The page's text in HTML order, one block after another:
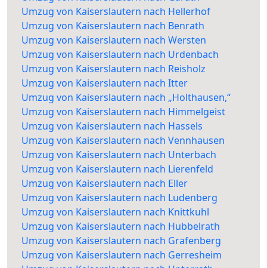
Umzug von Kaiserslautern nach Hellerhof
Umzug von Kaiserslautern nach Benrath
Umzug von Kaiserslautern nach Wersten
Umzug von Kaiserslautern nach Urdenbach
Umzug von Kaiserslautern nach Reisholz
Umzug von Kaiserslautern nach Itter
Umzug von Kaiserslautern nach „Holthausen,“
Umzug von Kaiserslautern nach Himmelgeist
Umzug von Kaiserslautern nach Hassels
Umzug von Kaiserslautern nach Vennhausen
Umzug von Kaiserslautern nach Unterbach
Umzug von Kaiserslautern nach Lierenfeld
Umzug von Kaiserslautern nach Eller
Umzug von Kaiserslautern nach Ludenberg
Umzug von Kaiserslautern nach Knittkuhl
Umzug von Kaiserslautern nach Hubbelrath
Umzug von Kaiserslautern nach Grafenberg
Umzug von Kaiserslautern nach Gerresheim